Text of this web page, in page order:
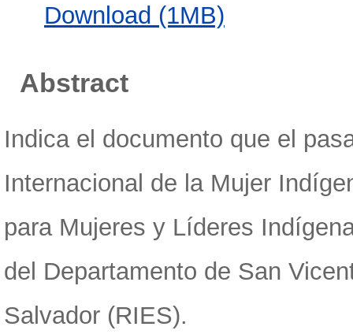
Download (1MB)
Abstract
Indica el documento que el
Internacional de la Mujer
para Mujeres y Líderes
del Departamento de San
Salvador (RIES).